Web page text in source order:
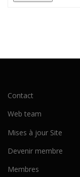
Contact
Web team
Mises à jour Site
Devenir membre
Membres